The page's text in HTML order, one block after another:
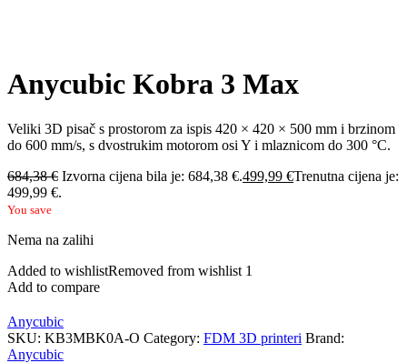
Anycubic Kobra 3 Max
Veliki 3D pisač s prostorom za ispis 420 × 420 × 500 mm i brzinom
do 600 mm/s, s dvostrukim motorom osi Y i mlaznicom do 300 °C.
684,38€ Izvorna cijena bila je: 684,38 €.499,99 €Trenutna cijena je:
499,99 €.
You save
Nema na zalihi
Added to wishlistRemoved from wishlist 1
Add to compare
Anycubic
SKU: KB3MBK0A-O Category: FDM 3D printeri Brand:
Anycubic